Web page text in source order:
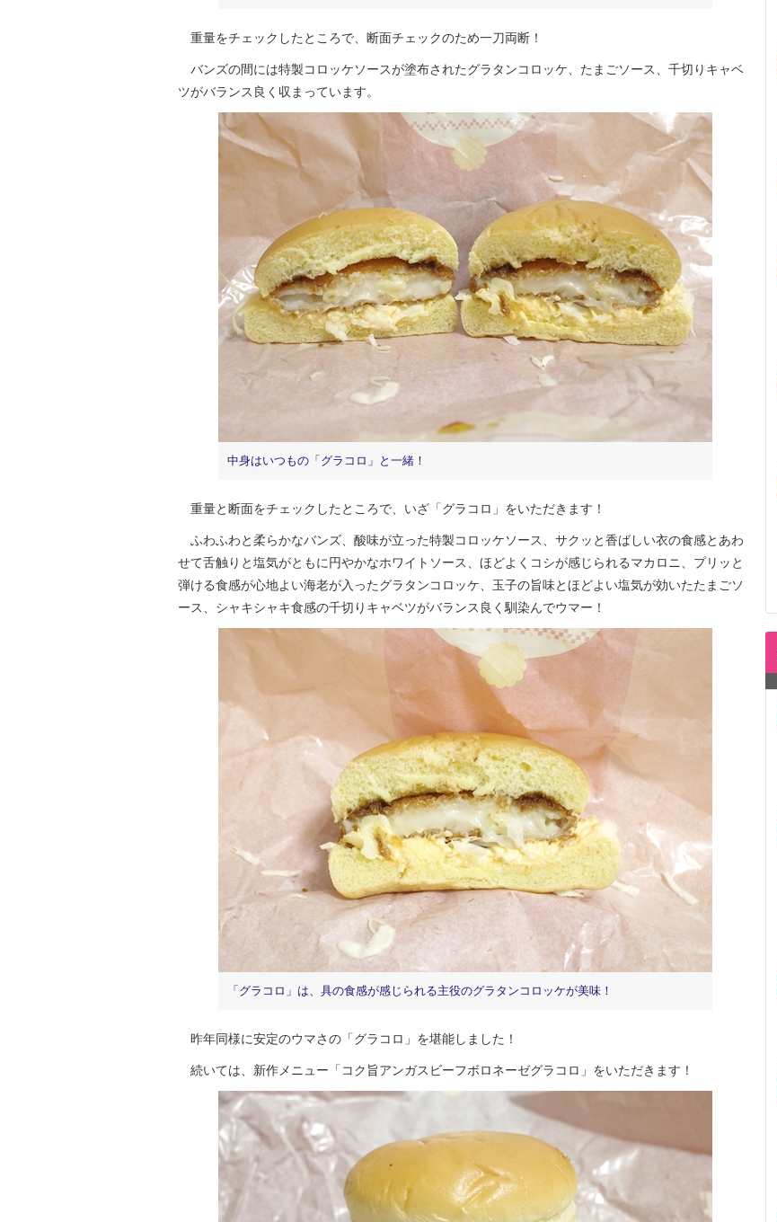
重量をチェックしたところで、断面チェックのため一刀両断！
バンズの間には特製コロッケソースが塗布されたグラタンコロッケ、たまごソース、千切りキャベ
ツがバランス良く収まっています。
中身はいつもの「グラコロ」と一緒！
重量と断面をチェックしたところで、いざ「グラコロ」をいただきます！
ふわふわと柔らかなバンズ、酸味が立った特製コロッケソース、サクッと香ばしい衣の食感とあわ
せて舌触りと塩気がともに円やかなホワイトソース、ほどよくコシが感じられるマカロニ、プリッと
弾ける食感が心地よい海老が入ったグラタンコロッケ、玉子の旨味とほどよい塩気が効いたたまごソ
ース、シャキシャキ食感の千切りキャベツがバランス良く馴染んでウマー！
「グラコロ」は、具の食感が感じられる主役のグラタンコロッケが美味！
昨年同様に安定のウマさの「グラコロ」を堪能しました！
続いては、新作メニュー「コク旨アンガスビーフボロネーゼグラコロ」をいただきます！